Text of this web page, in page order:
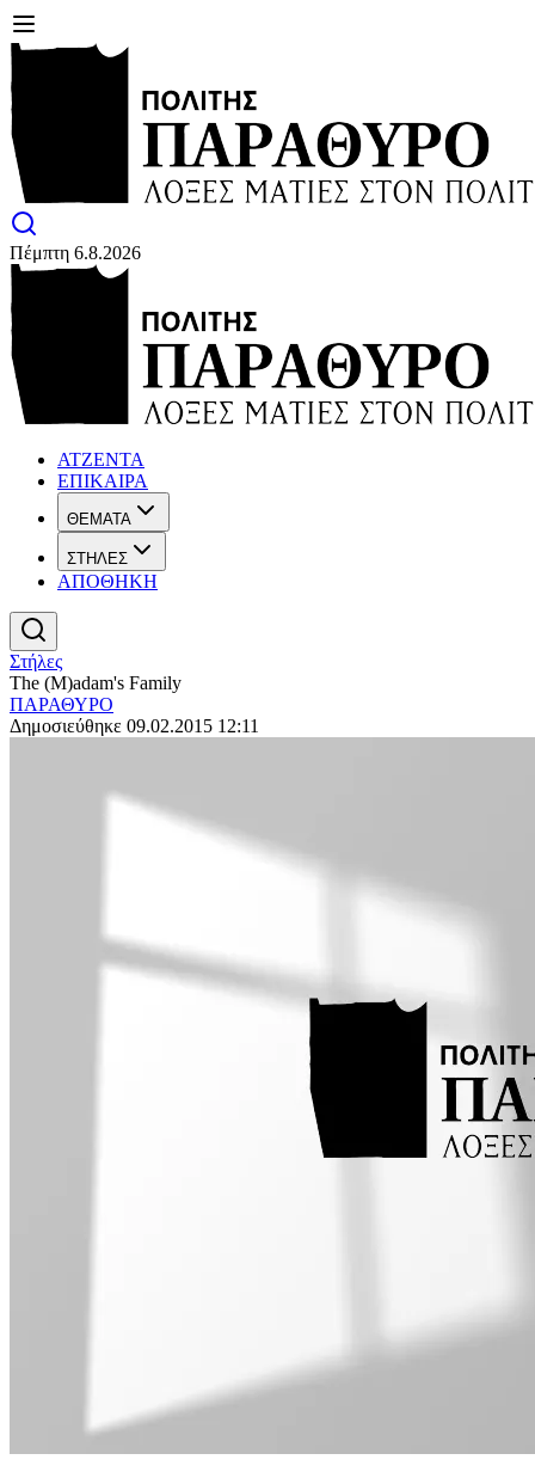
Πέμπτη 6.8.2026
ΑΤΖΕΝΤΑ
ΕΠΙΚΑΙΡΑ
ΘΕΜΑΤΑ
ΣΤΗΛΕΣ
ΑΠΟΘΗΚΗ
Στήλες
The (M)adam's Family
ΠΑΡΑΘΥΡΟ
Δημοσιεύθηκε 09.02.2015 12:11